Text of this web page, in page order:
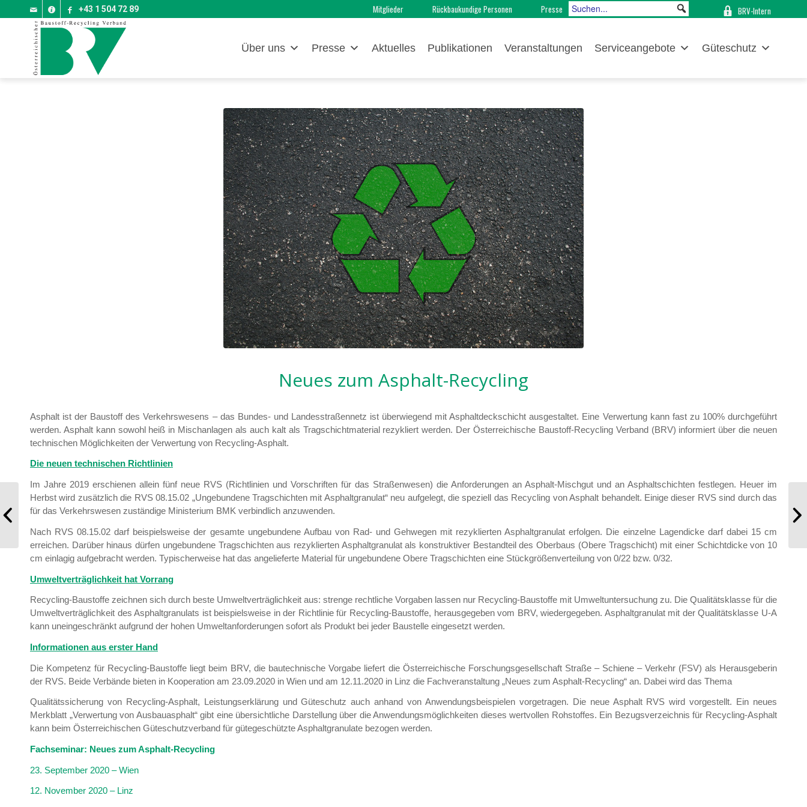
Mitglieder Rückbaukundige Personen Presse BRV-Intern
+43 1 504 72 89
Über uns Presse Aktuelles Publikationen Veranstaltungen Serviceangebote Güteschutz
Neues zum Asphalt-Recycling
Asphalt ist der Baustoff des Verkehrswesens – das Bundes- und Landesstraßennetz ist überwiegend mit Asphaltdeckschicht ausgestaltet. Eine Verwertung kann fast zu 100% durchgeführt
werden. Asphalt kann sowohl heiß in Mischanlagen als auch kalt als Tragschichtmaterial rezykliert werden. Der Österreichische Baustoff-Recycling Verband (BRV) informiert über die neuen
technischen Möglichkeiten der Verwertung von Recycling-Asphalt.
Die neuen technischen Richtlinien
Im Jahre 2019 erschienen allein fünf neue RVS (Richtlinien und Vorschriften für das Straßenwesen) die Anforderungen an Asphalt-Mischgut und an Asphaltschichten festlegen. Heuer im
Herbst wird zusätzlich die RVS 08.15.02 „Ungebundene Tragschichten mit Asphaltgranulat“ neu aufgelegt, die speziell das Recycling von Asphalt behandelt. Einige dieser RVS sind durch das
für das Verkehrswesen zuständige Ministerium BMK verbindlich anzuwenden.
Nach RVS 08.15.02 darf beispielsweise der gesamte ungebundene Aufbau von Rad- und Gehwegen mit rezyklierten Asphaltgranulat erfolgen. Die einzelne Lagendicke darf dabei 15 cm
erreichen. Darüber hinaus dürfen ungebundene Tragschichten aus rezyklierten Asphaltgranulat als konstruktiver Bestandteil des Oberbaus (Obere Tragschicht) mit einer Schichtdicke von 10
cm einlagig aufgebracht werden. Typischerweise hat das angelieferte Material für ungebundene Obere Tragschichten eine Stückgrößenverteilung von 0/22 bzw. 0/32.
Umweltverträglichkeit hat Vorrang
Recycling-Baustoffe zeichnen sich durch beste Umweltverträglichkeit aus: strenge rechtliche Vorgaben lassen nur Recycling-Baustoffe mit Umweltuntersuchung zu. Die Qualitätsklasse für die
Umweltverträglichkeit des Asphaltgranulats ist beispielsweise in der Richtlinie für Recycling-Baustoffe, herausgegeben vom BRV, wiedergegeben. Asphaltgranulat mit der Qualitätsklasse U-A
kann uneingeschränkt aufgrund der hohen Umweltanforderungen sofort als Produkt bei jeder Baustelle eingesetzt werden.
Informationen aus erster Hand
Die Kompetenz für Recycling-Baustoffe liegt beim BRV, die bautechnische Vorgabe liefert die Österreichische Forschungsgesellschaft Straße – Schiene – Verkehr (FSV) als Herausgeberin
der RVS. Beide Verbände bieten in Kooperation am 23.09.2020 in Wien und am 12.11.2020 in Linz die Fachveranstaltung „Neues zum Asphalt-Recycling“ an. Dabei wird das Thema
Qualitätssicherung von Recycling-Asphalt, Leistungserklärung und Güteschutz auch anhand von Anwendungsbeispielen vorgetragen. Die neue Asphalt RVS wird vorgestellt. Ein neues
Merkblatt „Verwertung von Ausbauasphalt“ gibt eine übersichtliche Darstellung über die Anwendungsmöglichkeiten dieses wertvollen Rohstoffes. Ein Bezugsverzeichnis für Recycling-Asphalt
kann beim Österreichischen Güteschutzverband für gütegeschützte Asphaltgranulate bezogen werden.
Fachseminar: Neues zum Asphalt-Recycling
23. September 2020 – Wien
12. November 2020 – Linz
Baustoff-Recycling: Beste
europäische Innovationen
gefragt